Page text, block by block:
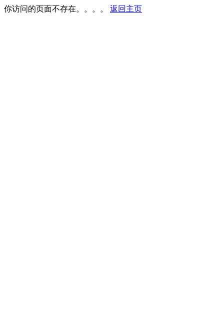
你访问的页面不存在。。。。 返回主页